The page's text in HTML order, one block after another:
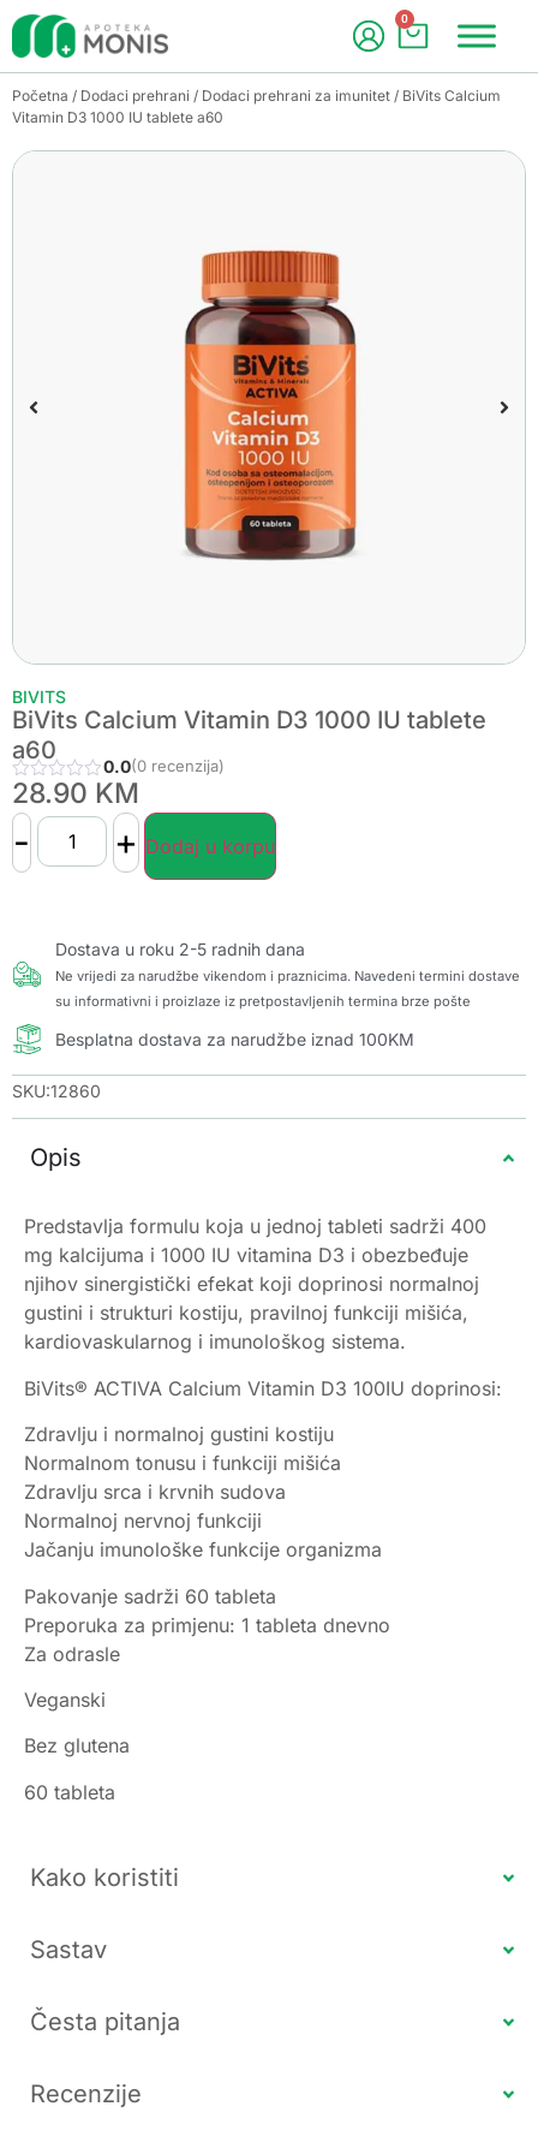
0
Početna / Dodaci prehrani / Dodaci prehrani za imunitet / BiVits Calcium
Vitamin D3 1000 IU tablete a60
BIVITS
BiVits Calcium Vitamin D3 1000 IU tablete
a60
0.0(0 recenzija)
28.90 KM
- + Dodaj u korpu
Dostava u roku 2-5 radnih dana
Ne vrijedi za narudžbe vikendom i praznicima. Navedeni termini dostave
su informativni i proizlaze iz pretpostavljenih termina brze pošte
Besplatna dostava za narudžbe iznad 100KM
SKU:12860
Opis
Predstavlja formulu koja u jednoj tableti sadrži 400
mg kalcijuma i 1000 IU vitamina D3 i obezbeđuje
njihov sinergistički efekat koji doprinosi normalnoj
gustini i strukturi kostiju, pravilnoj funkciji mišića,
kardiovaskularnog i imunološkog sistema.
BiVits® ACTIVA Calcium Vitamin D3 100IU doprinosi:
Zdravlju i normalnoj gustini kostiju
Normalnom tonusu i funkciji mišića
Zdravlju srca i krvnih sudova
Normalnoj nervnoj funkciji
Jačanju imunološke funkcije organizma
Pakovanje sadrži 60 tableta
Preporuka za primjenu: 1 tableta dnevno
Za odrasle
Veganski
Bez glutena
60 tableta
Kako koristiti
Sastav
Česta pitanja
Recenzije